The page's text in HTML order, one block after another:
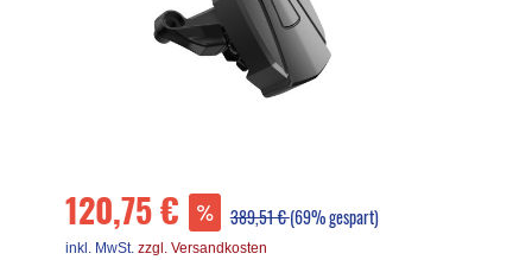
120,75 € 389,51 €(69% gespart)
inkl. MwSt. zzgl. Versandkosten